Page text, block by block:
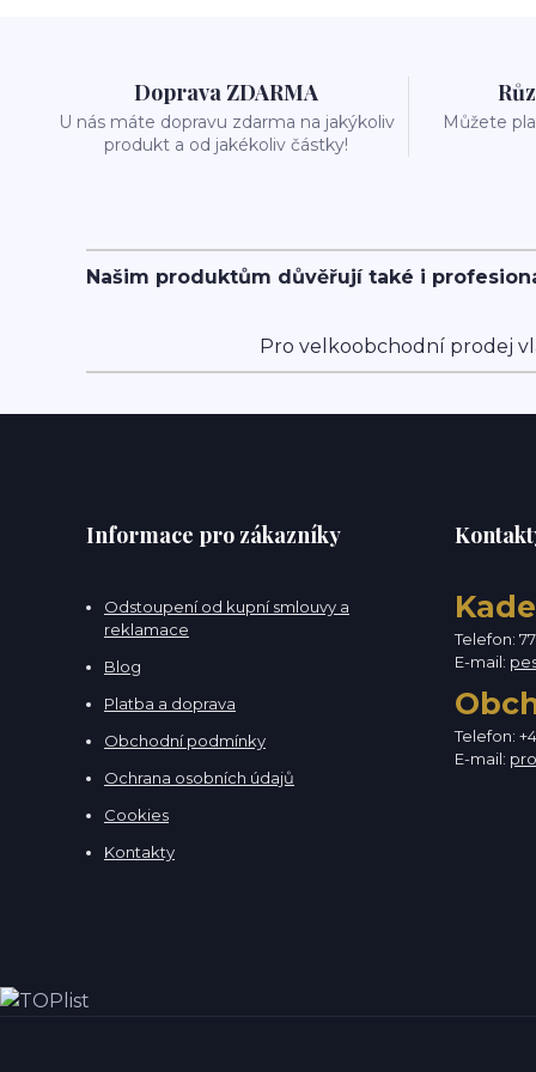
Doprava ZDARMA
U nás máte dopravu zdarma na jakýkoliv
produkt a od jakékoliv částky!
Můžete
Našim produktům důvěřují také i
Pro velkoobchodní prodej
Informace pro zákazníky
Odstoupení od kupní smlouvy a
reklamace
Blog
Platba a doprava
Obchodní podmínky
Ochrana osobních údajů
Cookies
Kontakty
Telefon:
E-mail:
Telefon:
E-mail: